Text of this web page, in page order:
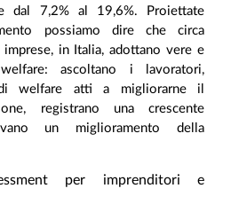
dal 7,2% al 19,6%. Proiettate
possiamo dire che circa
in Italia, adottano vere e
ascoltano i lavoratori,
welfare atti a migliorarne il
registrano una crescente
un miglioramento della
per imprenditori e